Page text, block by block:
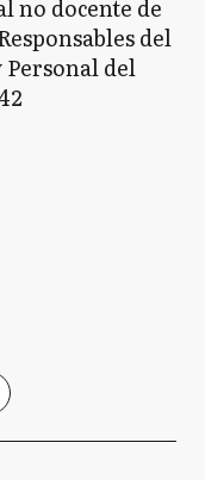
no docente de
del
del